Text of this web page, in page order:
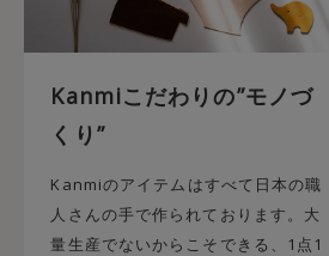
Kanmiこだわりの”モノづ
くり”
Kanmiのアイテムはすべて日本の職
人さんの手で作られております。大
量生産でないからこそできる、1点1